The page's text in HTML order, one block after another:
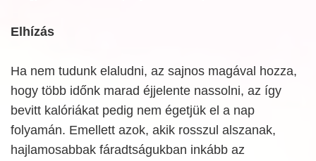
Elhízás
Ha nem tudunk elaludni, az sajnos magával hozza,
hogy több időnk marad éjjelente nassolni, az így
bevitt kalóriákat pedig nem égetjük el a nap
folyamán. Emellett azok, akik rosszul alszanak,
hajlamosabbak fáradtságukban inkább az